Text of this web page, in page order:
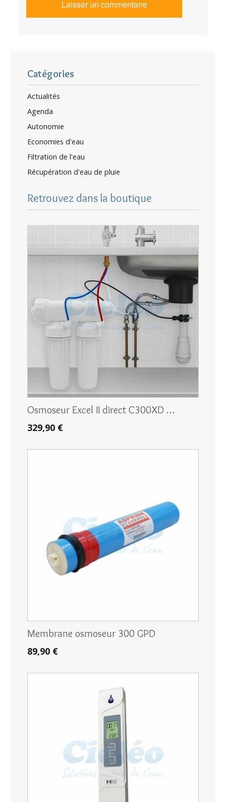
Catégories
Actualités
Agenda
Autonomie
Economies d'eau
Filtration de l'eau
Récupération d'eau de pluie
Retrouvez dans la boutique
Osmoseur Excel II direct C300XD …
329,90 €
Membrane osmoseur 300 GPD
89,90 €